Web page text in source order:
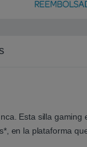
Esta silla gaming
en la plataforma